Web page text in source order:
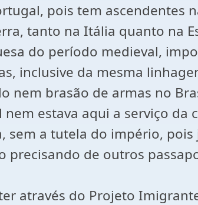
pois tem ascendentes
tanto na Itália quanto na
do período medieval,
inclusive da mesma
nem brasão de armas no
estava aqui a serviço da
a tutela do império,
de outros
através do Projeto